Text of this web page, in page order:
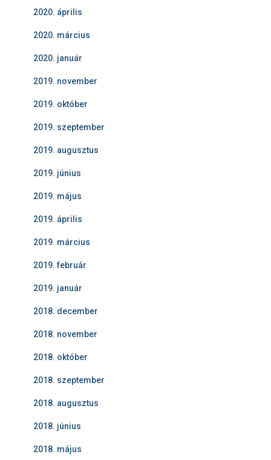
2020. április
2020. március
2020. január
2019. november
2019. október
2019. szeptember
2019. augusztus
2019. június
2019. május
2019. április
2019. március
2019. február
2019. január
2018. december
2018. november
2018. október
2018. szeptember
2018. augusztus
2018. június
2018. május